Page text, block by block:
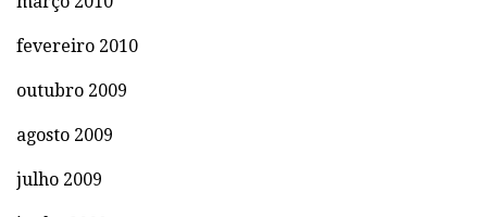
fevereiro 2010
outubro 2009
agosto 2009
julho 2009